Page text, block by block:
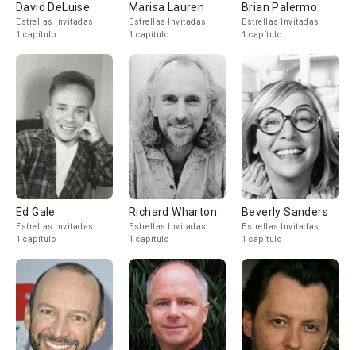
David DeLuise
Estrellas Invitadas
1 capítulo
Marisa Lauren
Estrellas Invitadas
1 capítulo
Brian Palermo
Estrellas Invitadas
1 capítulo
Ed Gale
Estrellas Invitadas
1 capítulo
Richard Wharton
Estrellas Invitadas
1 capítulo
Beverly Sanders
Estrellas Invitadas
1 capítulo